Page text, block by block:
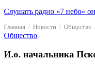
Слушать радио «7 небо»
Главная Новости Общество
Общество
И.о. начальника